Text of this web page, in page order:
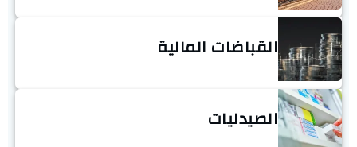
القباضات المالية
الصيدليات